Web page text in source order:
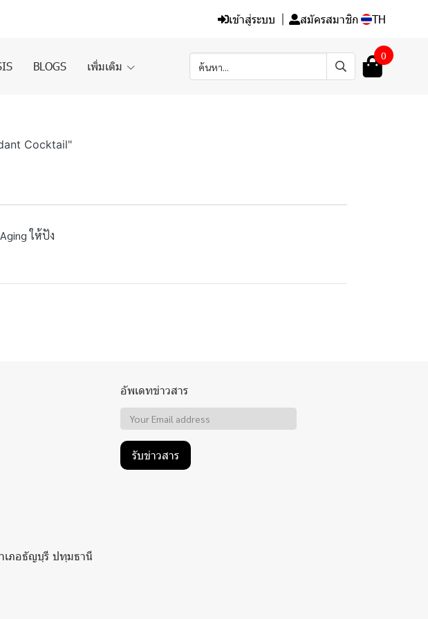
เข้าสู่ระบบ สมัครสมาชิก TH
BLOGS เพิ่มเติม
0
Cocktail"
ให้ปัง
เภอธัญบุรี ปทุมธานี
อัพเดทข่าวสาร
รับข่าวสาร